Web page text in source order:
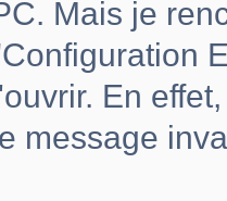
Mais je
En
message